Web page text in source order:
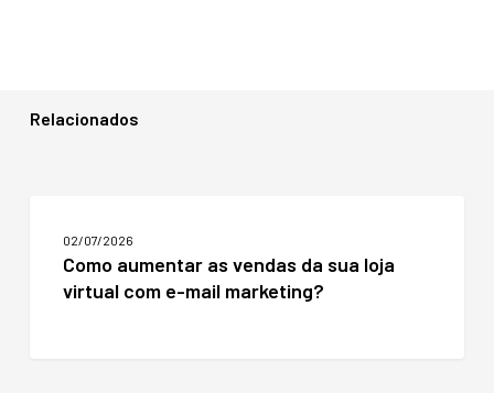
Relacionados
vendas
02/07/2026
Como aumentar as vendas da sua loja
virtual com e-mail marketing?